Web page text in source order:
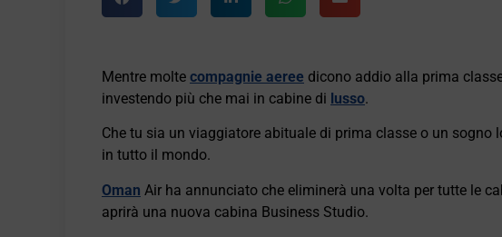
Mentre molte compagnie aeree dicono addio alla prima
investendo più che mai in cabine di lusso.
Che tu sia un viaggiatore abituale di prima classe o un sogno
in tutto il mondo.
Oman Air ha annunciato che eliminerà una volta per tutte le
aprirà una nuova cabina Business Studio.